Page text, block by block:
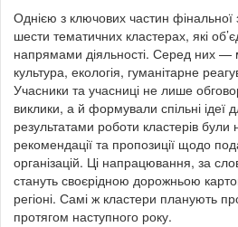
Однією з ключових частин фінальної
шести тематичних кластерах, які
напрямами діяльності. Серед них —
культура, екологія, гуманітарне
Учасники та учасниці не лише
виклики, а й формували спільні ідеї
результатами роботи кластерів були
рекомендації та пропозиції щодо
організацій. Ці напрацювання, за
стануть своєрідною дорожньою
регіоні. Самі ж кластери планують
протягом наступного року.